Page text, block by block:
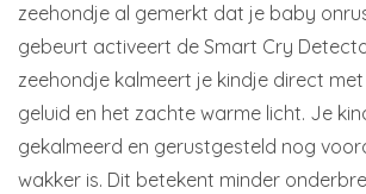
zeehondje al gemerkt dat je baby
gebeurt activeert de Smart Cry
zeehondje kalmeert je kindje direct
geluid en het zachte warme licht. Je
gekalmeerd en gerustgesteld nog
wakker is. Dit betekent minder